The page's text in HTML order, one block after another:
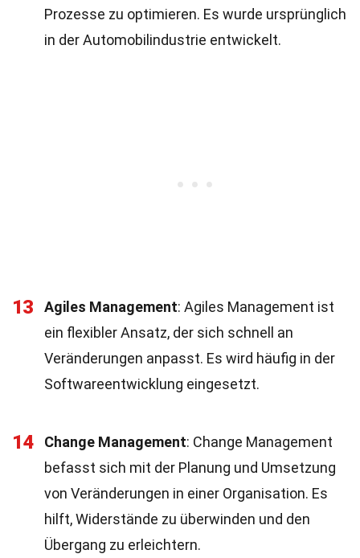
Prozesse zu optimieren. Es wurde ursprünglich
in der Automobilindustrie entwickelt.
13 Agiles Management: Agiles Management ist
ein flexibler Ansatz, der sich schnell an
Veränderungen anpasst. Es wird häufig in der
Softwareentwicklung eingesetzt.
14 Change Management: Change Management
befasst sich mit der Planung und Umsetzung
von Veränderungen in einer Organisation. Es
hilft, Widerstände zu überwinden und den
Übergang zu erleichtern.